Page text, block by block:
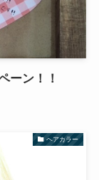
ーン！！
ヘアカラー